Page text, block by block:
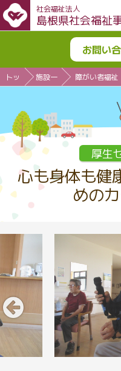
社会福祉法人
島根県社会福祉
お問い
トッ
施設一
障がい者福祉
厚生
心も身体も健
めの